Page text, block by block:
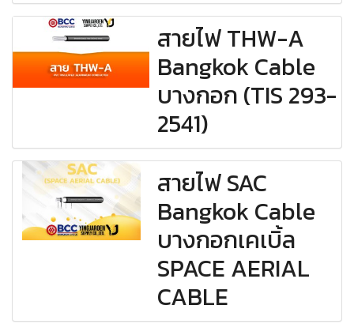
สายไฟ THW-A
Bangkok Cable
บางกอก (TIS 293-
2541)
สายไฟ SAC
Bangkok Cable
บางกอกเคเบิ้ล
SPACE AERIAL
CABLE